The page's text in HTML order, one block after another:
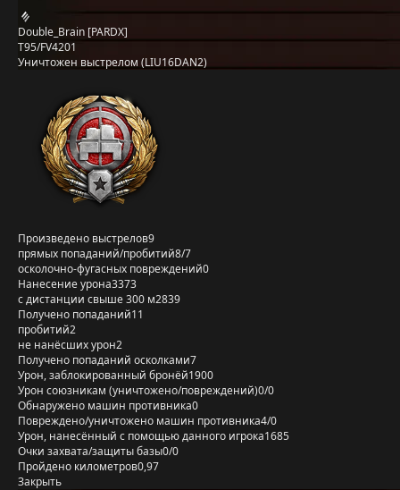
Double_Brain [PARDX]
T95/FV4201
Уничтожен выстрелом (LIU16DAN2)
Произведено выстрелов9
прямых попаданий/пробитий8/7
осколочно-фугасных повреждений0
Нанесение урона3373
с дистанции свыше 300 м2839
Получено попаданий11
пробитий2
не нанёсших урон2
Получено попаданий осколками7
Урон, заблокированный бронёй1900
Урон союзникам (уничтожено/повреждений)0/0
Обнаружено машин противника0
Повреждено/уничтожено машин противника4/0
Урон, нанесённый с помощью данного игрока1685
Очки захвата/защиты базы0/0
Пройдено километров0,97
Закрыть